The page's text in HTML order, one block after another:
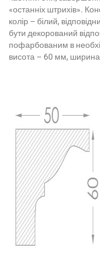
«останніх штрихів».
колір – білий,
бути декорований
пофарбованим в
висота – 60 мм,